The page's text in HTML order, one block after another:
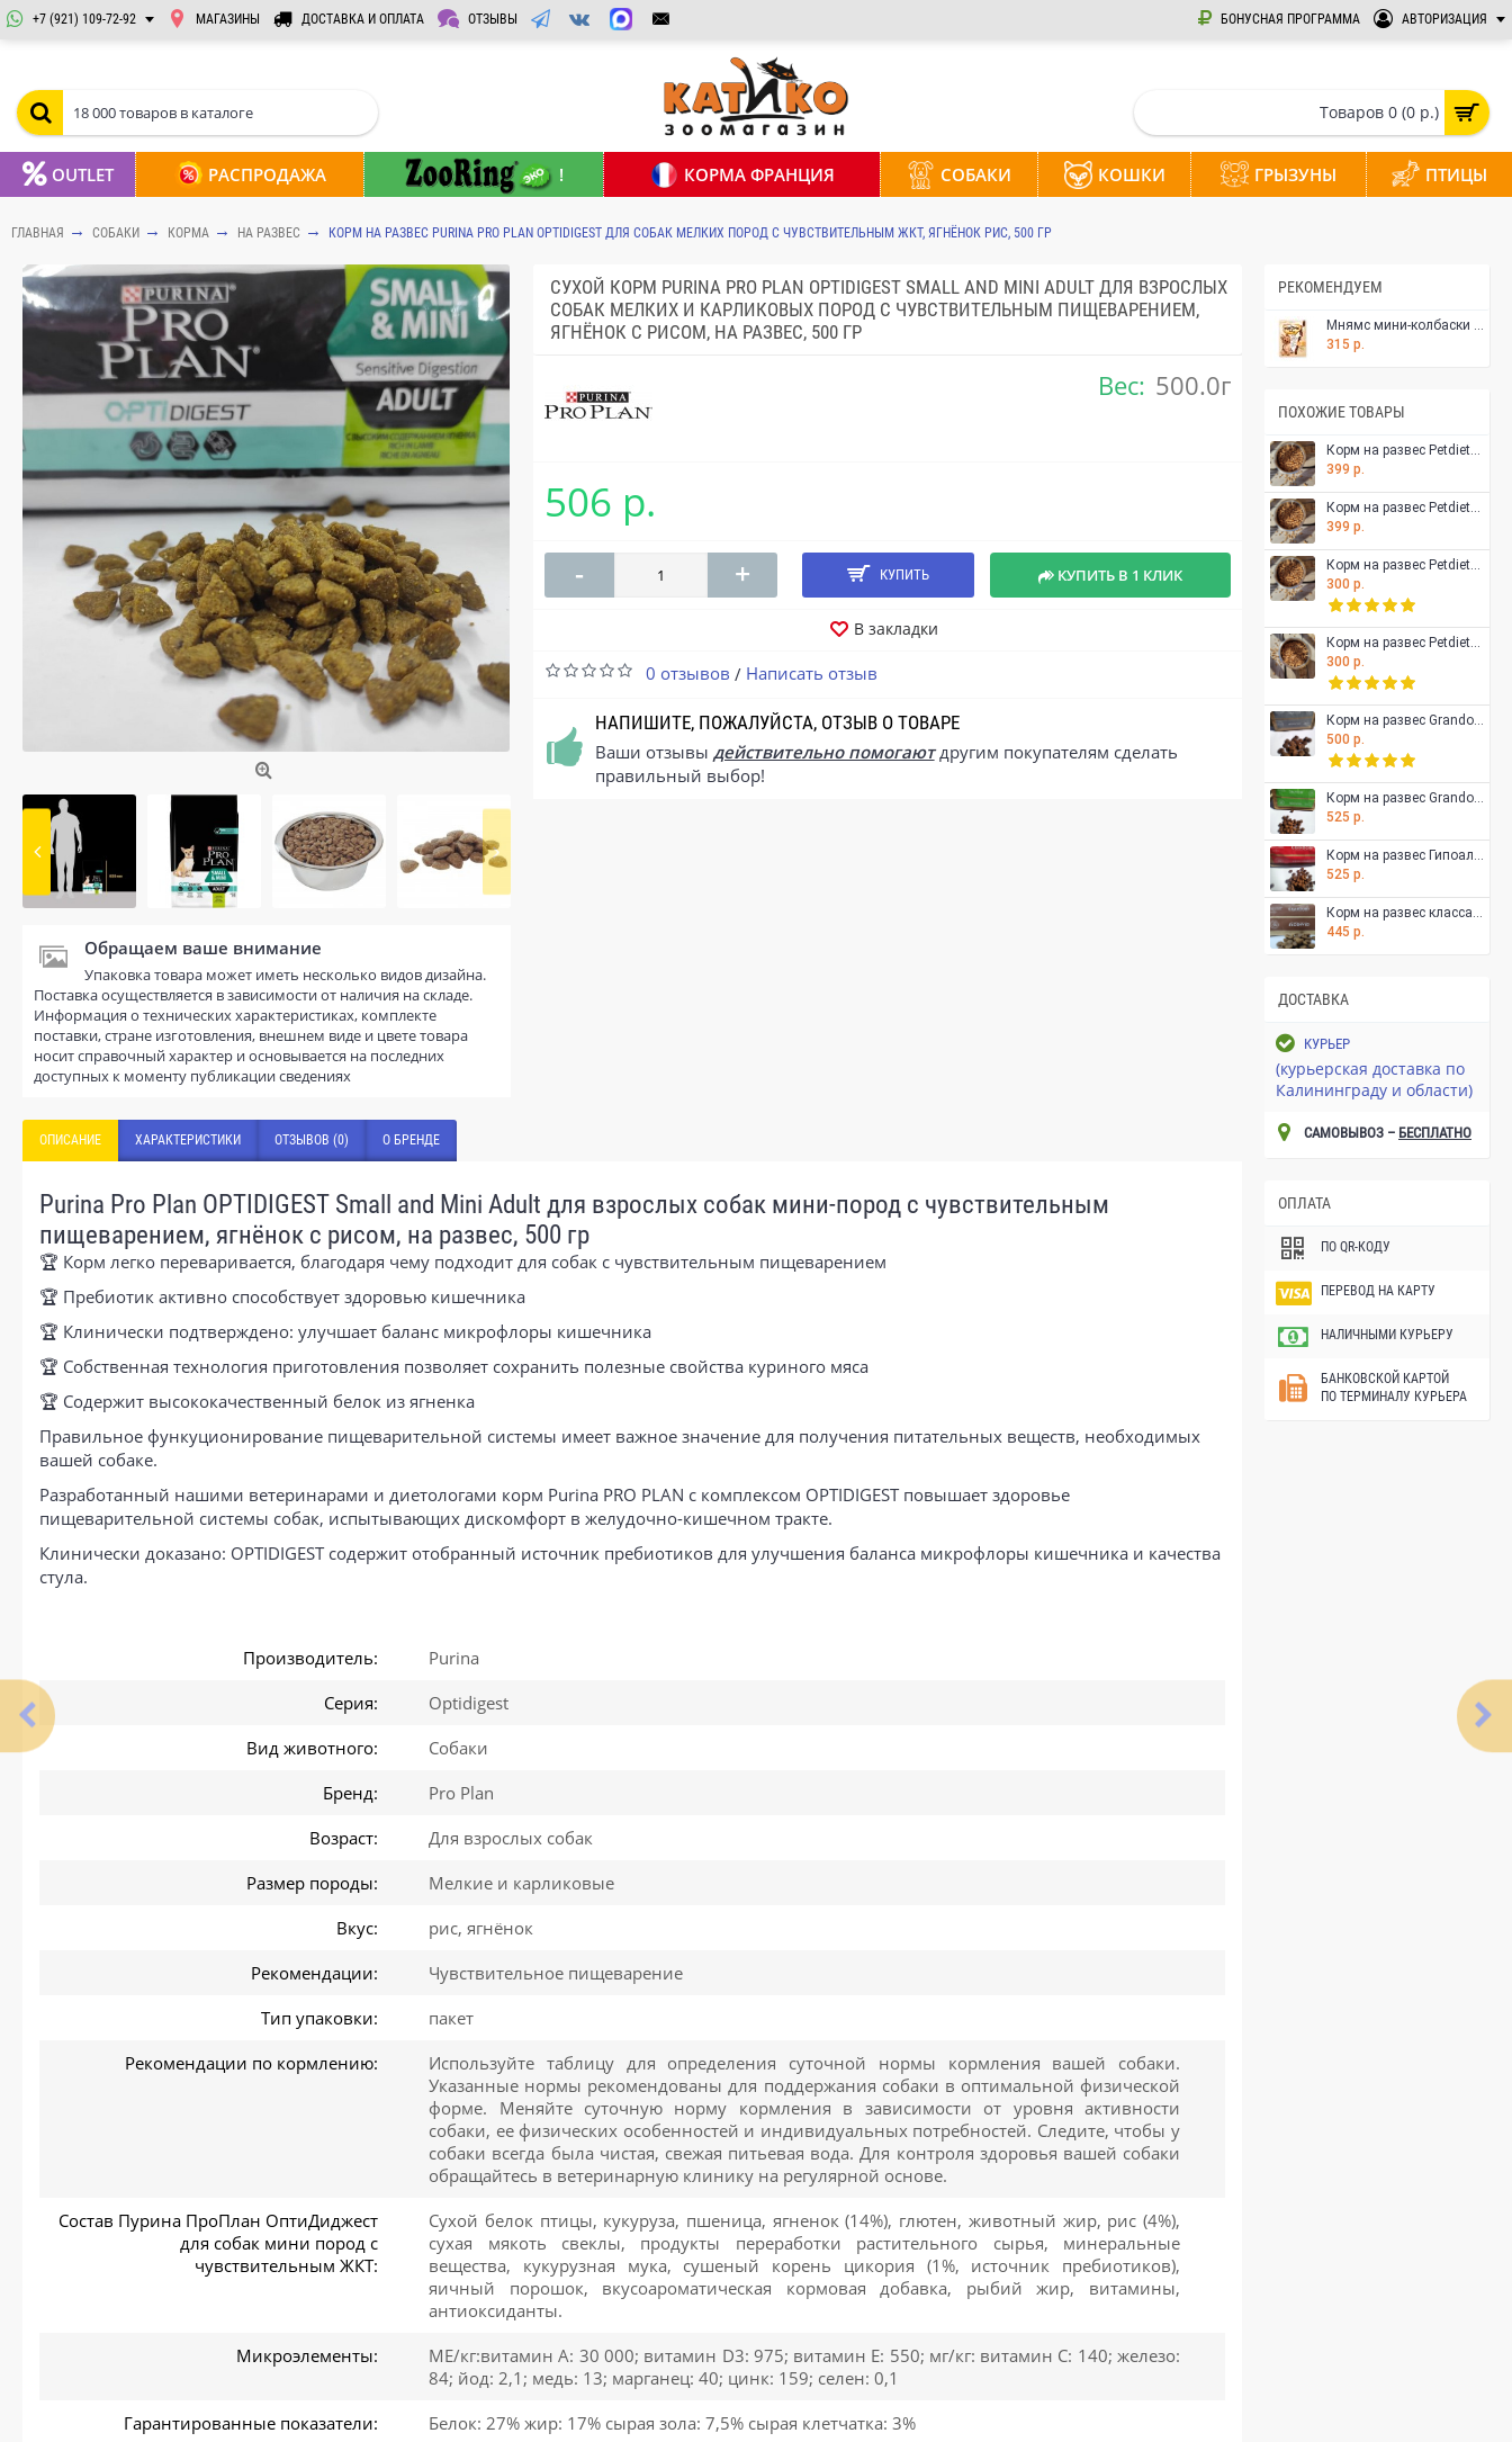
+7 (921) 109-72-92 МАГАЗИНЫ ДОСТАВКА И ОПЛАТА ОТЗЫВЫ БОНУСНАЯ ПРОГРАММА АВТОРИЗАЦИЯ
Товаров 0 (0 р.)
OUTLET РАСПРОДАЖА ! КОРМА ФРАНЦИЯ СОБАКИ КОШКИ ГРЫЗУНЫ ПТИЦЫ
ГЛАВНАЯ СОБАКИ КОРМА НА РАЗВЕС КОРМ НА РАЗВЕС PURINA PRO PLAN OPTIDIGEST ДЛЯ СОБАК МЕЛКИХ ПОРОД С ЧУВСТВИТЕЛЬНЫМ ЖКТ, ЯГНЁНОК РИС, 500 ГР
РЕКОМЕНДУЕМ
Мнямс мини-колбаски с курицей для собак мелких пород 75 г
315 р.
ПОХОЖИЕ ТОВАРЫ
Корм на развес Petdiets для щенков и юниоров мелких и декоративных пород собак, индейка, 500 гр
399 р.
Корм на развес Petdiets для щенков и юниоров средних пород собак, индейка, 500 гр
399 р.
Корм на развес Petdiets для собак мелких пород, индейка, 500 гр
300 р.
Корм на развес Petdiets для собак мелких пород, рыба, 500 гр
300 р.
Корм на развес Grandorf беззерновой гипоаллергенный для собак всех пород, кролик с бататом, 500 гр
500 р.
Корм на развес Grandorf Для взрослых собак малых пород: ягненок с индейкой, 500 гр
525 р.
Корм на развес Гипоаллергенный Grandorf для собак всех пород с ягненком и рисом 500 гр
525 р.
Корм на развес класса холистик Grandorf беззерновой с уткой и бататом для взрослых собак, 500 гр
445 р.
ДОСТАВКА
КУРЬЕР
(курьерская доставка по
Калининграду и области)
САМОВЫВОЗ – БЕСПЛАТНО
ОПЛАТА
ПО QR-КОДУ
ПЕРЕВОД НА КАРТУ
НАЛИЧНЫМИ КУРЬЕРУ
БАНКОВСКОЙ КАРТОЙ
ПО ТЕРМИНАЛУ КУРЬЕРА
Обращаем ваше внимание
Упаковка товара может иметь несколько видов дизайна.
Поставка осуществляется в зависимости от наличия на складе.
Информация о технических характеристиках, комплекте
поставки, стране изготовления, внешнем виде и цвете товара
носит справочный характер и основывается на последних
доступных к моменту публикации сведениях
СУХОЙ КОРМ PURINA PRO PLAN OPTIDIGEST SMALL AND MINI ADULT ДЛЯ ВЗРОСЛЫХ
СОБАК МЕЛКИХ И КАРЛИКОВЫХ ПОРОД С ЧУВСТВИТЕЛЬНЫМ ПИЩЕВАРЕНИЕМ,
ЯГНЁНОК С РИСОМ, НА РАЗВЕС, 500 ГР
Вес: 500.0г
506 р.
- + КУПИТЬ КУПИТЬ В 1 КЛИК
В закладки
0 отзывов / Написать отзыв
НАПИШИТЕ, ПОЖАЛУЙСТА, ОТЗЫВ О ТОВАРЕ
Ваши отзывы действительно помогаютдругим покупателям сделать
правильный выбор!
ОПИСАНИЕ ХАРАКТЕРИСТИКИ ОТЗЫВОВ (0) О БРЕНДЕ
Purina Pro Plan OPTIDIGEST Small and Mini Adult для взрослых собак мини-пород с чувствительным
пищеварением, ягнёнок с рисом, на развес, 500 гр
🏆 Корм легко переваривается, благодаря чему подходит для собак с чувствительным пищеварением
🏆 Пребиотик активно способствует здоровью кишечника
🏆 Клинически подтверждено: улучшает баланс микрофлоры кишечника
🏆 Собственная технология приготовления позволяет сохранить полезные свойства куриного мяса
🏆 Содержит высококачественный белок из ягненка
Правильное функуционирование пищеварительной системы имеет важное значение для получения питательных веществ, необходимых
вашей собаке.
Разработанный нашими ветеринарами и диетологами корм Purina PRO PLAN с комплексом OPTIDIGEST повышает здоровье
пищеварительной системы собак, испытывающих дискомфорт в желудочно-кишечном тракте.
Клинически доказано: OPTIDIGEST содержит отобранный источник пребиотиков для улучшения баланса микрофлоры кишечника и качества
стула.
Производитель:
Purina
Серия:
Optidigest
Вид животного:
Собаки
Бренд:
Pro Plan
Возраст:
Для взрослых собак
Размер породы:
Мелкие и карликовые
Вкус:
рис, ягнёнок
Рекомендации:
Чувствительное пищеварение
Тип упаковки:
пакет
Рекомендации по кормлению:
Используйте таблицу для определения суточной нормы кормления вашей собаки.
Указанные нормы рекомендованы для поддержания собаки в оптимальной физической
форме. Меняйте суточную норму кормления в зависимости от уровня активности
собаки, ее физических особенностей и индивидуальных потребностей. Следите, чтобы у
собаки всегда была чистая, свежая питьевая вода. Для контроля здоровья вашей собаки
обращайтесь в ветеринарную клинику на регулярной основе.
Состав Пурина ПроПлан ОптиДиджест
для собак мини пород с
чувствительным ЖКТ:
Сухой белок птицы, кукуруза, пшеница, ягненок (14%), глютен, животный жир, рис (4%),
сухая мякоть свеклы, продукты переработки растительного сырья, минеральные
вещества, кукурузная мука, сушеный корень цикория (1%, источник пребиотиков),
яичный порошок, вкусоароматическая кормовая добавка, рыбий жир, витамины,
антиоксиданты.
Микроэлементы:
МЕ/кг:витамин A: 30 000; витамин D3: 975; витамин E: 550; мг/кг: витамин C: 140; железо:
84; йод: 2,1; медь: 13; марганец: 40; цинк: 159; селен: 0,1
Гарантированные показатели:
Белок: 27% жир: 17% сырая зола: 7,5% сырая клетчатка: 3%